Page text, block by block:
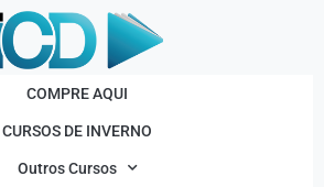
COMPRE AQUI
CURSOS DE INVERNO
Outros Cursos